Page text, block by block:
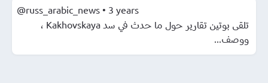
@russ_arabic_news • 3 years
️تلقى بوتين تقارير حول ما حدث في سد Kakhovskaya ،
ووصف...